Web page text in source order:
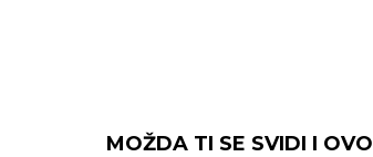
MOŽDA TI SE SVIDI I OVO